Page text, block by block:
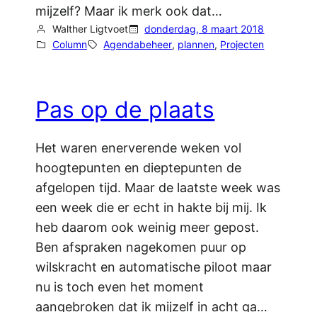
mijzelf? Maar ik merk ook dat…
Walther Ligtvoet
donderdag, 8 maart 2018
Column
Agendabeheer, plannen, Projecten
Pas op de plaats
Het waren enerverende weken vol
hoogtepunten en dieptepunten de
afgelopen tijd. Maar de laatste week was
een week die er echt in hakte bij mij. Ik
heb daarom ook weinig meer gepost.
Ben afspraken nagekomen puur op
wilskracht en automatische piloot maar
nu is toch even het moment
aangebroken dat ik mijzelf in acht ga…